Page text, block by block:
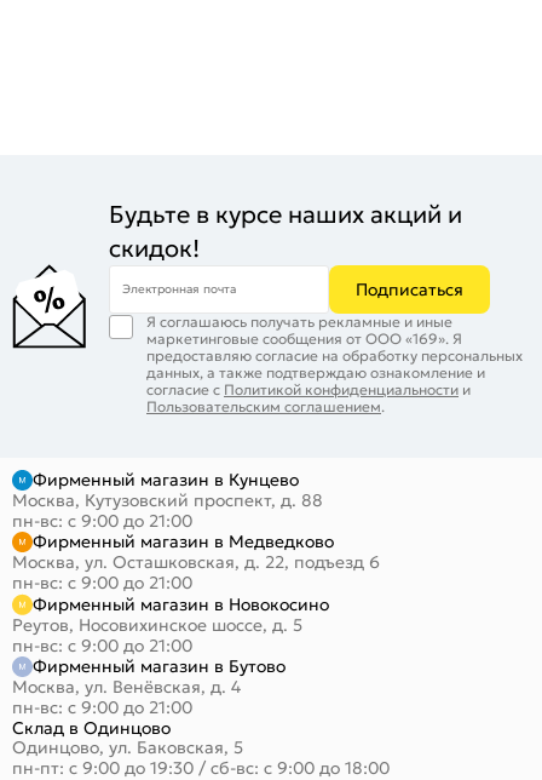
Будьте в курсе наших акций и
скидок!
Электронная почта Подписаться
Я соглашаюсь получать рекламные и иные
маркетинговые сообщения от ООО «169». Я
предоставляю согласие на обработку персональных
данных, а также подтверждаю ознакомление и
согласие с Политикой конфиденциальности и
Пользовательским соглашением.
Фирменный магазин в Кунцево
Москва, Кутузовский проспект, д. 88
пн-вс: с 9:00 до 21:00
Фирменный магазин в Медведково
Москва, ул. Осташковская, д. 22, подъезд 6
пн-вс: с 9:00 до 21:00
Фирменный магазин в Новокосино
Реутов, Носовихинское шоссе, д. 5
пн-вс: с 9:00 до 21:00
Фирменный магазин в Бутово
Москва, ул. Венёвская, д. 4
пн-вс: с 9:00 до 21:00
Склад в Одинцово
Одинцово, ул. Баковская, 5
пн-пт: с 9:00 до 19:30 / сб-вс: с 9:00 до 18:00